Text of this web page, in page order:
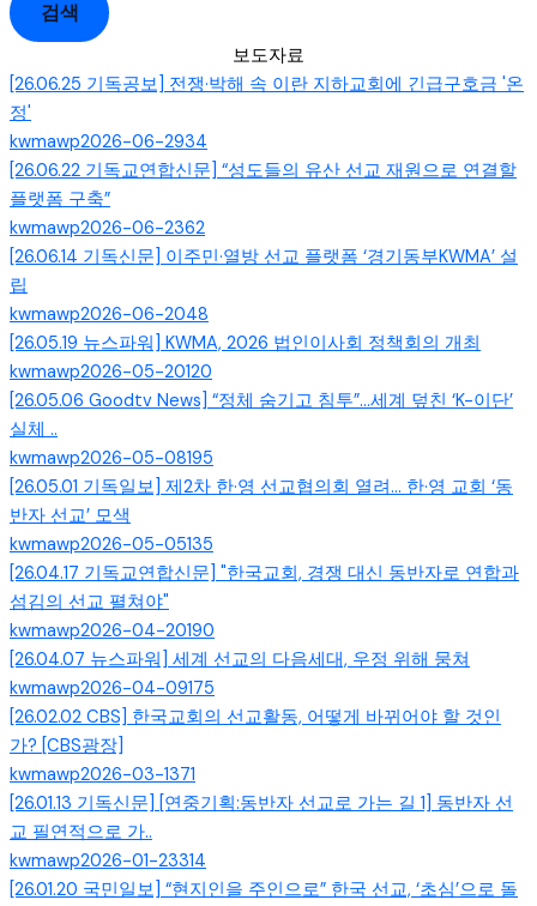
검색
보도자료
[26.06.25 기독공보] 전쟁·박해 속 이란 지하교회에 긴급구호금 '온
정'
kwmawp2026-06-2934
[26.06.22 기독교연합신문] “성도들의 유산 선교 재원으로 연결할
플랫폼 구축”
kwmawp2026-06-2362
[26.06.14 기독신문] 이주민·열방 선교 플랫폼 ‘경기동부KWMA’ 설
립
kwmawp2026-06-2048
[26.05.19 뉴스파워] KWMA, 2026 법인이사회 정책회의 개최
kwmawp2026-05-20120
[26.05.06 Goodtv News] “정체 숨기고 침투”…세계 덮친 ‘K-이단’
실체 ..
kwmawp2026-05-08195
[26.05.01 기독일보] 제2차 한·영 선교협의회 열려… 한·영 교회 ‘동
반자 선교’ 모색
kwmawp2026-05-05135
[26.04.17 기독교연합신문] "한국교회, 경쟁 대신 동반자로 연합과
섬김의 선교 펼쳐야"
kwmawp2026-04-20190
[26.04.07 뉴스파워] 세계 선교의 다음세대, 우정 위해 뭉쳐
kwmawp2026-04-09175
[26.02.02 CBS] 한국교회의 선교활동, 어떻게 바뀌어야 할 것인
가? [CBS광장]
kwmawp2026-03-1371
[26.01.13 기독신문] [연중기획:동반자 선교로 가는 길 1] 동반자 선
교 필연적으로 가..
kwmawp2026-01-23314
[26.01.20 국민일보] “현지인을 주인으로” 한국 선교, ‘초심’으로 돌